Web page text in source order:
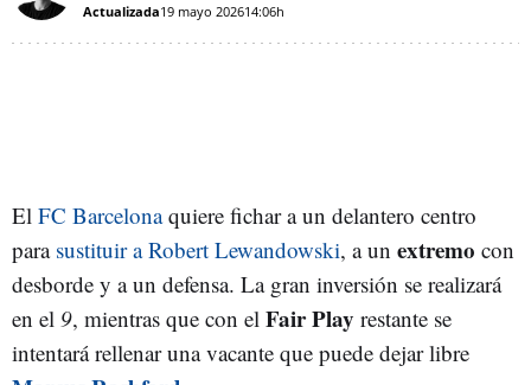
Actualizada19 mayo 202614:06h
El FC Barcelonaquiere fichar a un delantero centro
para sustituir a Robert Lewandowski, a un extremo con
desborde y a un defensa. La gran inversión se realizará
en el 9, mientras que con el Fair Play restante se
intentará rellenar una vacante que puede dejar libre